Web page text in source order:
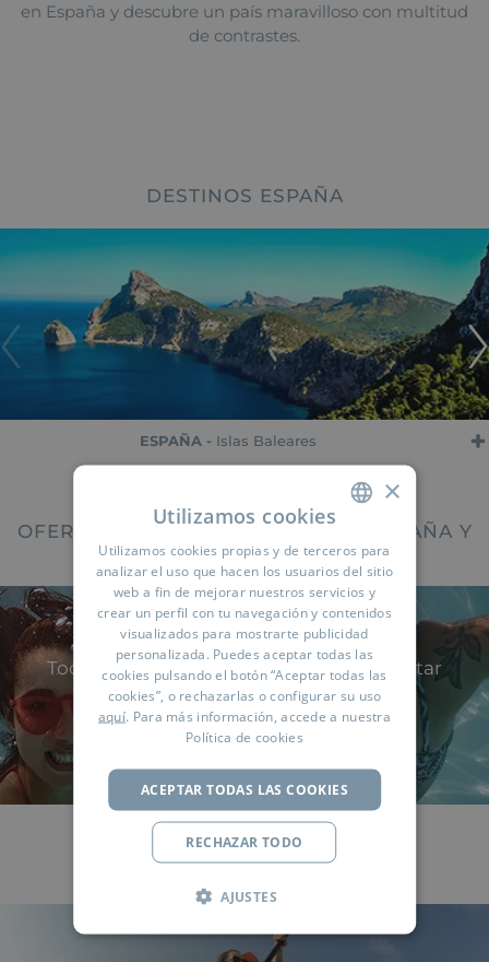
en España y descubre un país maravilloso con multitud
de contrastes.
DESTINOS ESPAÑA
ESPAÑA - Islas Baleares
OFERTAS EN HOTELES BLUEBAY (ESPAÑA Y
CARIBE)
Todavía queda mucho verano por disfrutar
DESCUENTOS EXCLUSIVOS
CARIBE
SPANISH
ENGLISH
FRENCH
GERMAN
RUSSIAN
×
Utilizamos cookies
Utilizamos cookies propias y de terceros para
analizar el uso que hacen los usuarios del sitio
web a fin de mejorar nuestros servicios y
crear un perfil con tu navegación y contenidos
visualizados para mostrarte publicidad
personalizada. Puedes aceptar todas las
cookies pulsando el botón “Aceptar todas las
cookies”, o rechazarlas o configurar su uso
aquí. Para más información, accede a nuestra
Política de cookies
ACEPTAR TODAS LAS COOKIES
RECHAZAR TODO
AJUSTES